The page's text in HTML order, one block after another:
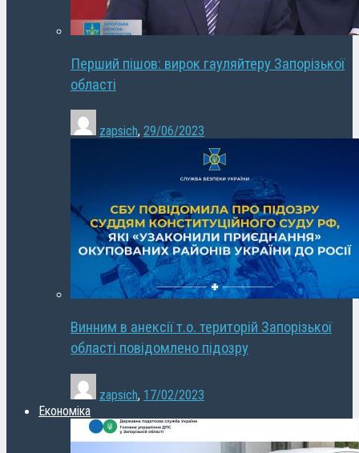
Перший пішов: вирок гауляйтеру Запорізької
області
zapsich, 29/06/2023
Винним в анексії т.о. територій Запорізької
області повідомлено підозру
zapsich, 17/02/2023
Економіка